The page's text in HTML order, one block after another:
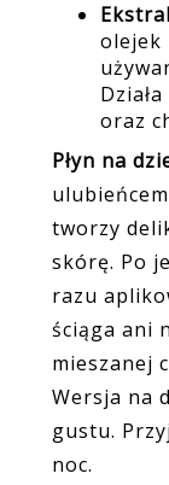
olejek
oraz
Płyn na
tworzy
skórę. Po
razu
ściąga ani
mieszanej
Wersja na
gustu.
noc.